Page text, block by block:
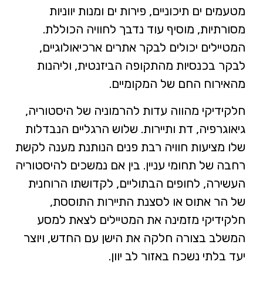
מטעמים ים תיכוניים, פירות ים ומנות יווניות
מסורתיות, מוסיף עוד נדבך לחוויה הכוללת.
המטיילים יכולים לבקר אתרים ארכיאולוגיים,
לבקר בכנסיות מהתקופה הביזנטית, וליהנות
מהאירוח החם של המקומיים.
חלקידיקי מהווה עדות להרמוניה של היסטוריה,
גיאוגרפיה, דת ותיירות. שלוש הרגליים הנבדלות
שלו מציעות חוויה רבת פנים הנותנת מענה לקשת
רחבה של תחומי עניין. בין אם נמשכים להיסטוריה
העשירה, לחופים הבתוליים, לקדושתו הרוחנית
של הר אתוס או לסצנת התיירות התוססת,
חלקידיקי מזמינה את המטיילים לצאת למסע
המשלב בצורה חלקה את הישן עם החדש, ויוצר
יעד בלתי נשכח באזור לב יוון.